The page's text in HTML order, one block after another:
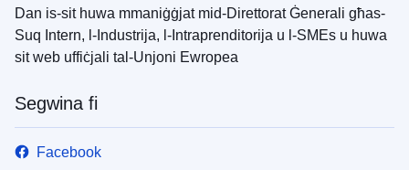
Dan is-sit huwa mmaniġġjat mid-Direttorat Ġenerali għas-
Suq Intern, l-Industrija, l-Intraprenditorija u l-SMEs u huwa
sit web uffiċjali tal-Unjoni Ewropea
Segwina fi
Facebook